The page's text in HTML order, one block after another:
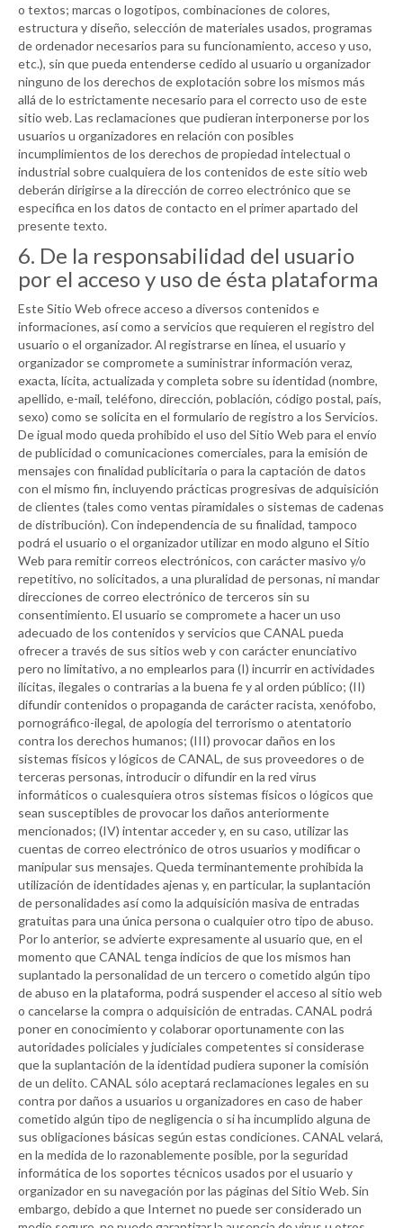
o textos; marcas o logotipos, combinaciones de colores,
estructura y diseño, selección de materiales usados, programas
de ordenador necesarios para su funcionamiento, acceso y uso,
etc.), sin que pueda entenderse cedido al usuario u organizador
ninguno de los derechos de explotación sobre los mismos más
allá de lo estrictamente necesario para el correcto uso de este
sitio web. Las reclamaciones que pudieran interponerse por los
usuarios u organizadores en relación con posibles
incumplimientos de los derechos de propiedad intelectual o
industrial sobre cualquiera de los contenidos de este sitio web
deberán dirigirse a la dirección de correo electrónico que se
especifica en los datos de contacto en el primer apartado del
presente texto.
6. De la responsabilidad del usuario
por el acceso y uso de ésta plataforma
Este Sitio Web ofrece acceso a diversos contenidos e
informaciones, así como a servicios que requieren el registro del
usuario o el organizador. Al registrarse en línea, el usuario y
organizador se compromete a suministrar información veraz,
exacta, lícita, actualizada y completa sobre su identidad (nombre,
apellido, e-mail, teléfono, dirección, población, código postal, país,
sexo) como se solicita en el formulario de registro a los Servicios.
De igual modo queda prohibido el uso del Sitio Web para el envío
de publicidad o comunicaciones comerciales, para la emisión de
mensajes con finalidad publicitaria o para la captación de datos
con el mismo fin, incluyendo prácticas progresivas de adquisición
de clientes (tales como ventas piramidales o sistemas de cadenas
de distribución). Con independencia de su finalidad, tampoco
podrá el usuario o el organizador utilizar en modo alguno el Sitio
Web para remitir correos electrónicos, con carácter masivo y/o
repetitivo, no solicitados, a una pluralidad de personas, ni mandar
direcciones de correo electrónico de terceros sin su
consentimiento. El usuario se compromete a hacer un uso
adecuado de los contenidos y servicios queCANAL pueda
ofrecer a través de sus sitios web y con carácter enunciativo
pero no limitativo, a no emplearlos para (I) incurrir en actividades
ilícitas, ilegales o contrarias a la buena fe y al orden público; (II)
difundir contenidos o propaganda de carácter racista, xenófobo,
pornográfico-ilegal, de apología del terrorismo o atentatorio
contra los derechos humanos; (III) provocar daños en los
sistemas físicos y lógicos deCANAL , de sus proveedores o de
terceras personas, introducir o difundir en la red virus
informáticos o cualesquiera otros sistemas físicos o lógicos que
sean susceptibles de provocar los daños anteriormente
mencionados; (IV) intentar acceder y, en su caso, utilizar las
cuentas de correo electrónico de otros usuarios y modificar o
manipular sus mensajes. Queda terminantemente prohibida la
utilización de identidades ajenas y, en particular, la suplantación
de personalidades así como la adquisición masiva de entradas
gratuitas para una única persona o cualquier otro tipo de abuso.
Por lo anterior, se advierte expresamente al usuario que, en el
momento queCANAL tenga indicios de que los mismos han
suplantado la personalidad de un tercero o cometido algún tipo
de abuso en la plataforma, podrá suspender el acceso al sitio web
o cancelarse la compra o adquisición de entradas.CANAL podrá
poner en conocimiento y colaborar oportunamente con las
autoridades policiales y judiciales competentes si considerase
que la suplantación de la identidad pudiera suponer la comisión
de un delito.CANAL sólo aceptará reclamaciones legales en su
contra por daños a usuarios u organizadores en caso de haber
cometido algún tipo de negligencia o si ha incumplido alguna de
sus obligaciones básicas según estas condiciones.CANAL velará,
en la medida de lo razonablemente posible, por la seguridad
informática de los soportes técnicos usados por el usuario y
organizador en su navegación por las páginas del Sitio Web. Sin
embargo, debido a que Internet no puede ser considerado un